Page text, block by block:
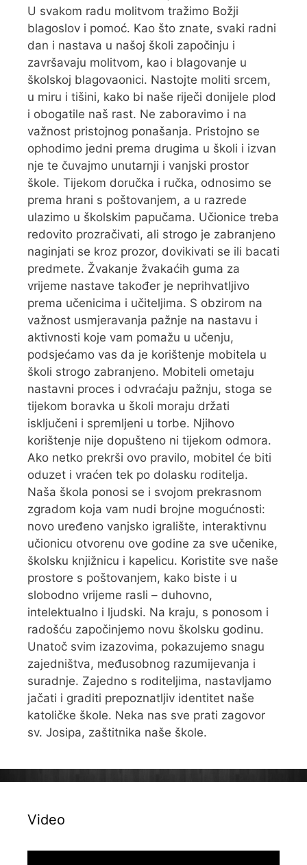
U svakom radu molitvom tražimo Božji
blagoslov i pomoć. Kao što znate, svaki radni
dan i nastava u našoj školi započinju i
završavaju molitvom, kao i blagovanje u
školskoj blagovaonici. Nastojte moliti srcem,
u miru i tišini, kako bi naše riječi donijele plod
i obogatile naš rast. Ne zaboravimo i na
važnost pristojnog ponašanja. Pristojno se
ophodimo jedni prema drugima u školi i izvan
nje te čuvajmo unutarnji i vanjski prostor
škole. Tijekom doručka i ručka, odnosimo se
prema hrani s poštovanjem, a u razrede
ulazimo u školskim papučama. Učionice treba
redovito prozračivati, ali strogo je zabranjeno
naginjati se kroz prozor, dovikivati se ili bacati
predmete. Žvakanje žvakaćih guma za
vrijeme nastave također je neprihvatljivo
prema učenicima i učiteljima. S obzirom na
važnost usmjeravanja pažnje na nastavu i
aktivnosti koje vam pomažu u učenju,
podsjećamo vas da je korištenje mobitela u
školi strogo zabranjeno. Mobiteli ometaju
nastavni proces i odvraćaju pažnju, stoga se
tijekom boravka u školi moraju držati
isključeni i spremljeni u torbe. Njihovo
korištenje nije dopušteno ni tijekom odmora.
Ako netko prekrši ovo pravilo, mobitel će biti
oduzet i vraćen tek po dolasku roditelja.
Naša škola ponosi se i svojom prekrasnom
zgradom koja vam nudi brojne mogućnosti:
novo uređeno vanjsko igralište, interaktivnu
učionicu otvorenu ove godine za sve učenike,
školsku knjižnicu i kapelicu. Koristite sve naše
prostore s poštovanjem, kako biste i u
slobodno vrijeme rasli – duhovno,
intelektualno i ljudski. Na kraju, s ponosom i
radošću započinjemo novu školsku godinu.
Unatoč svim izazovima, pokazujemo snagu
zajedništva, međusobnog razumijevanja i
suradnje. Zajedno s roditeljima, nastavljamo
jačati i graditi prepoznatljiv identitet naše
katoličke škole. Neka nas sve prati zagovor
sv. Josipa, zaštitnika naše škole.
Video